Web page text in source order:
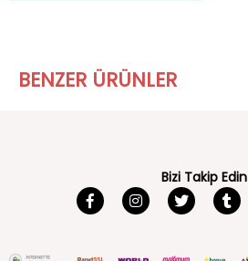
BENZER ÜRÜNLER
Bizi Takip Edin